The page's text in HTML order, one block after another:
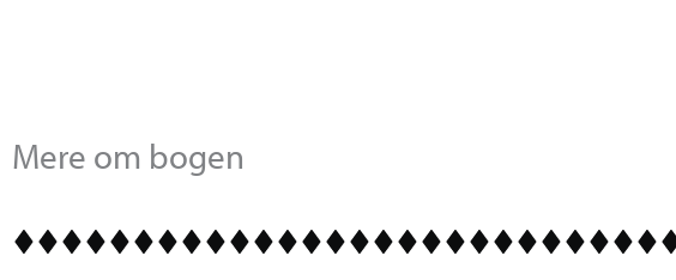
Mere om bogen